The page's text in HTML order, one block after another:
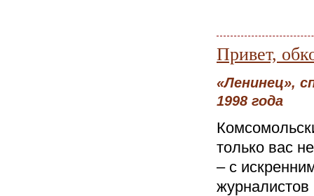
Привет,
«Ленинец»,
1998 года
только вас
– с